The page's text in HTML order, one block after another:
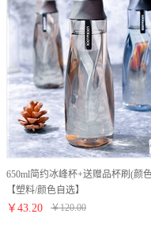
650ml简约冰峰杯+送赠品杯刷(颜
【塑料/颜色自选】
￥ 43.20 ￥120.00